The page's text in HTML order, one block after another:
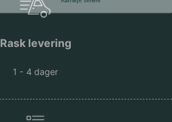
Rask levering
1 - 4 dager